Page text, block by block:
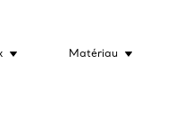
Matériau